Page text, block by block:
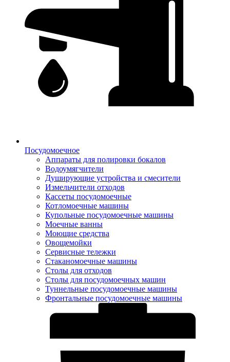
Посудомоечное
Аппараты для полировки бокалов
Водоумягчители
Душирующие устройства и смесители
Измельчители отходов
Кассеты посудомоечные
Котломоечные машины
Купольные посудомоечные машины
Моечные ванны
Моющие средства
Овощемойки
Сервисные тележки
Стаканомоечные машины
Столы для отходов
Столы для посудомоечных машин
Туннельные посудомоечные машины
Фронтальные посудомоечные машины